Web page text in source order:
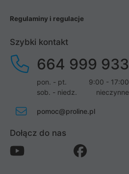
Regulaminy i regulacje
Szybki kontakt
664 999 933
pon. - pt.
9:00 - 17:00
sob. - niedz.
nieczynne
pomoc@proline.pl
Dołącz do nas